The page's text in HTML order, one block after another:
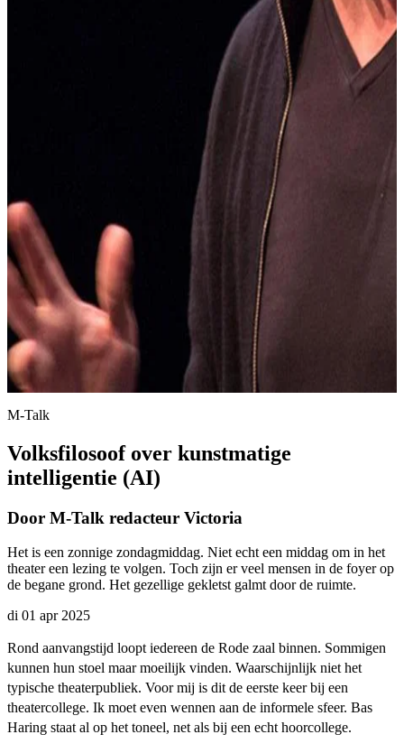
M-Talk
Volksfilosoof over kunstmatige
intelligentie (AI)
Door M-Talk redacteur Victoria
Het is een zonnige zondagmiddag. Niet echt een middag om in het
theater een lezing te volgen. Toch zijn er veel mensen in de foyer op
de begane grond. Het gezellige gekletst galmt door de ruimte.
di 01 apr 2025
Rond aanvangstijd loopt iedereen de Rode zaal binnen. Sommigen
kunnen hun stoel maar moeilijk vinden. Waarschijnlijk niet het
typische theaterpubliek. Voor mij is dit de eerste keer bij een
theatercollege. Ik moet even wennen aan de informele sfeer. Bas
Haring staat al op het toneel, net als bij een echt hoorcollege.